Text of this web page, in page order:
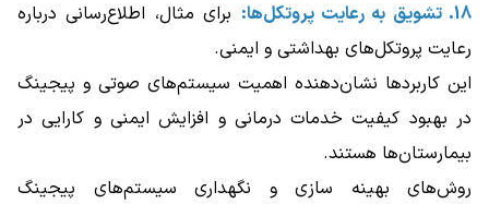
18. تشویق به رعایت پروتکل‌ها:
برای مثال، اطلاع‌رسانی درباره
رعایت پروتکل‌های بهداشتی و ایمنی.
این کاربردها نشان‌دهنده اهمیت سیستم‌های صوتی و پیجینگ
در بهبود کیفیت خدمات درمانی و افزایش ایمنی و کارایی در
بیمارستان‌ها هستند.
روش‌های بهینه ‌سازی و نگهداری سیستم‌های پیجینگ